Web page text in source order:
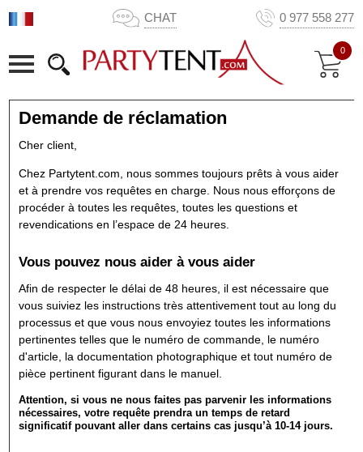
CHAT 0 977 558 277
0
Demande de réclamation
Cher client,
Chez Partytent.com, nous sommes toujours prêts à vous aider
et à prendre vos requêtes en charge. Nous nous efforçons de
procéder à toutes les requêtes, toutes les questions et
revendications en l’espace de 24 heures.
Vous pouvez nous aider à vous aider
Afin de respecter le délai de 48 heures, il est nécessaire que
vous suiviez les instructions très attentivement tout au long du
processus et que vous nous envoyiez toutes les informations
pertinentes telles que le numéro de commande, le numéro
d'article, la documentation photographique et tout numéro de
pièce pertinent figurant dans le manuel.
Attention, si vous ne nous faites pas parvenir les informations
nécessaires, votre requête prendra un temps de retard
significatif pouvant aller dans certains cas jusqu’à 10-14 jours.